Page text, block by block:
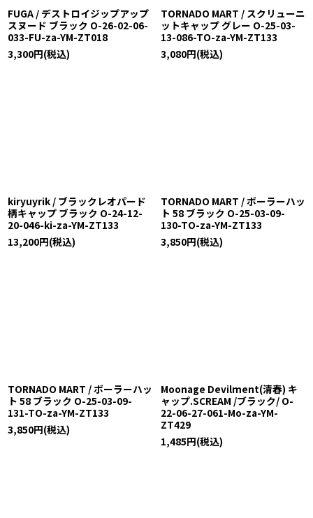
FUGA / デストロイジップアップ
スヌード ブラック O-26-02-06-
033-FU-za-YM-ZT018
3,300円(税込)
TORNADO MART / スクリューニ
ットキャップ グレー O-25-03-
13-086-TO-za-YM-ZT133
3,080円(税込)
kiryuyrik / ブラックレオパード
柄キャップ ブラック O-24-12-
20-046-ki-za-YM-ZT133
13,200円(税込)
TORNADO MART / ボーラーハッ
ト 58 ブラック O-25-03-09-
130-TO-za-YM-ZT133
3,850円(税込)
TORNADO MART / ボーラーハッ
ト 58 ブラック O-25-03-09-
131-TO-za-YM-ZT133
3,850円(税込)
Moonage Devilment(清春) キ
ャップ.SCREAM /ブラック/ O-
22-06-27-061-Mo-za-YM-
ZT429
1,485円(税込)